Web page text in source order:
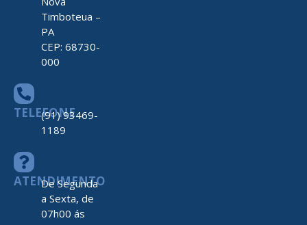
Timboteua –
PA
CEP: 68730-
000
TELEFONE
(91) 93469-
1189
ATENDIMENTO
De Segunda
a Sexta, de
07h00 ás